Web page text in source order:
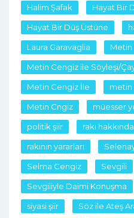
Halim Şafak Hayat Bir
Hayat Bir Düş Üstüne
Laura Garavaglia Metin
Metin Cengiz ile Söyleşi/
Metin Cengiz İle metin
Metin Cngiz müesser
politik şiir rakı
rakının yararları
Selma Cengiz Sevgili
Sevgiliyle Daimi Konuşma
siyasi şiir Söz ile Ateş